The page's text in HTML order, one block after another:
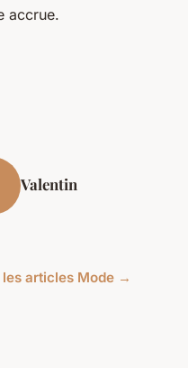
accrue.
Valentin
les articles Mode →